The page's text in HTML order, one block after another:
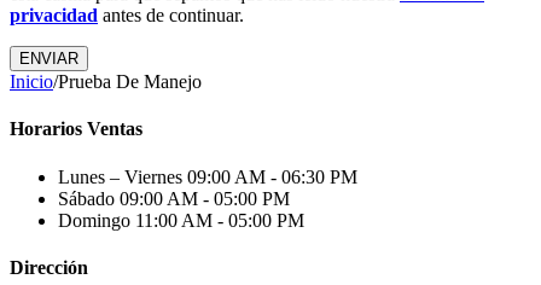
privacidad antes de continuar.
ENVIAR
Inicio/Prueba De Manejo
Horarios Ventas
Lunes – Viernes 09:00 AM - 06:30 PM
Sábado 09:00 AM - 05:00 PM
Domingo 11:00 AM - 05:00 PM
Dirección